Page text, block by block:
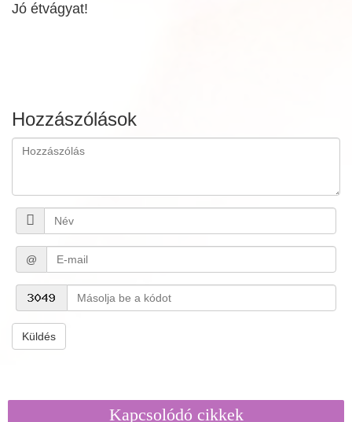
Jó étvágyat!
Hozzászólások
@
Küldés
Kapcsolódó cikkek